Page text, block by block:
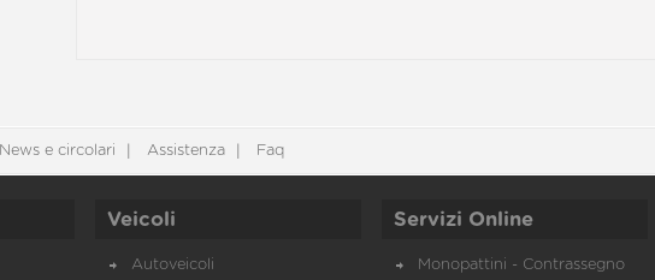
News e circolari Assistenza Faq
Veicoli
Autoveicoli
Servizi Online
Monopattini - Contrassegno